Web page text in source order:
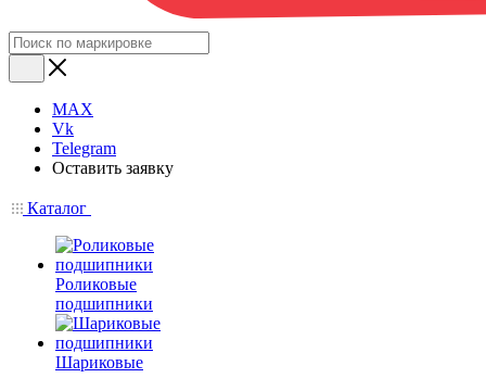
MAX
Vk
Telegram
Оставить заявку
Каталог
Роликовые
подшипники
Шариковые